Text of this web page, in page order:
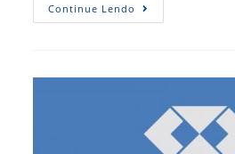
Continue Lendo CRA-
AM
Para
Biênio
2019/2020